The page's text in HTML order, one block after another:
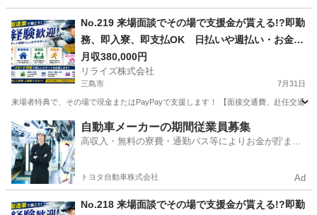
No.219 来場面談でその場で支援金が貰える!?即勤
務、即入寮、即支払OK 日払いや週払い・お金住
む場所に困ってる方必見の案件です！簡単な電子
部品の製造・加工のお仕事♪
月収380,000円
リライズ株式会社
三島市 7月31日
来場者特典で、その場で現金またはPayPayで支援します！ 【面接交通費、赴任交通
静岡 三島市 その他 業務
自動車メーカーの期間従業員募集
高収入・無料の寮費・通勤バス等によりお金が貯まり
トヨタ自動車株式会社 Ad
No.218 来場面談でその場で支援金が貰える!?即勤